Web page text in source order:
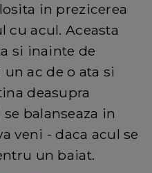
in prezicerea
acul. Aceasta
si inainte de
ac de o ata si
deasupra
balanseaza in
veni - daca acul se
un baiat.